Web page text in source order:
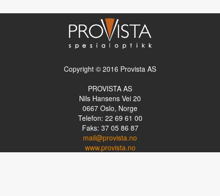
Copyright © 2016 Provista AS
PROVISTA AS
Nils Hansens Vei 20
0667 Oslo, Norge
Telefon: 22 69 61 00
Faks: 37 05 86 87
mail@provista.no
www.provista.no